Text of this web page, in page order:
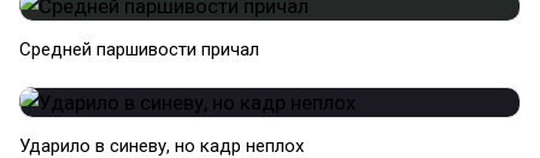
Средней паршивости причал
Ударило в синеву, но кадр неплох